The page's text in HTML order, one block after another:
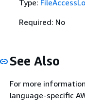
Type:
Required: No
See Also
For more
language-specific